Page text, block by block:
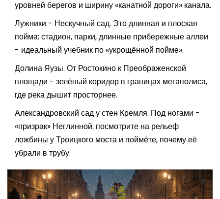
уровней берегов и ширину «канатной дороги» канала.
Лужники - Нескучный сад. Это длинная и плоская
пойма: стадион, парки, длинные прибережные аллеи
- идеальный учебник по «укрощённой пойме».
Долина Яузы. От Ростокино к Преображенской
площади - зелёный коридор в границах мегаполиса,
где река дышит просторнее.
Александровский сад у стен Кремля. Под ногами -
«призрак» Неглинной: посмотрите на рельеф
ложбины у Троицкого моста и поймёте, почему её
убрали в трубу.